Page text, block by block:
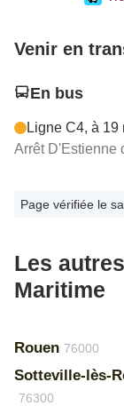
Venir en
En bus
Ligne C4, à 19
Arrêt D'Estienne
Page vérifiée le
Les
Maritime
Rouen 76000
Sotteville-lès-
76300